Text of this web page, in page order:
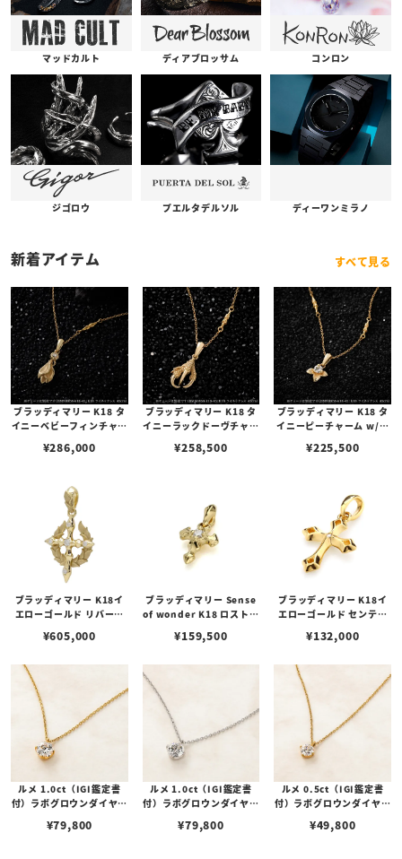
マッドカルト ディアブロッサム コンロン
ジゴロウ プエルタデルソル ディーワンミラノ
新着アイテム すべて見る
ブラッディマリー K18 タ
イニーベビーフィンチャー
¥286,000
ブラッディマリー K18 タ
イニーラックドーヴチャー
¥258,500
ブラッディマリー K18 タ
イニーピーチャーム w/ダ
¥225,500
ブラッディマリー K18イ
エローゴールド リバース
ド
¥605,000
ブラッディマリー Sense
of wonder K18 ロストペ
¥159,500
ブラッディマリー K18イ
エローゴールド センテン
モンド
¥132,000
ルメ 1.0ct（IGI鑑定書
付）ラボグロウンダイヤモ
ティング） 一粒ネックレ
¥79,800
ルメ 1.0ct（IGI鑑定書
付）ラボグロウンダイヤモ
コーティング） 一粒ネッ
¥79,800
ルメ 0.5ct（IGI鑑定書
付）ラボグロウンダイヤモ
ティング） 一粒ネックレ
¥49,800